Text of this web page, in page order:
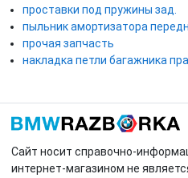
проставки под пружины зад.
пыльник амортизатора
прочая запчасть
накладка петли багажника
Сайт носит справочно-
интернет-магазином не